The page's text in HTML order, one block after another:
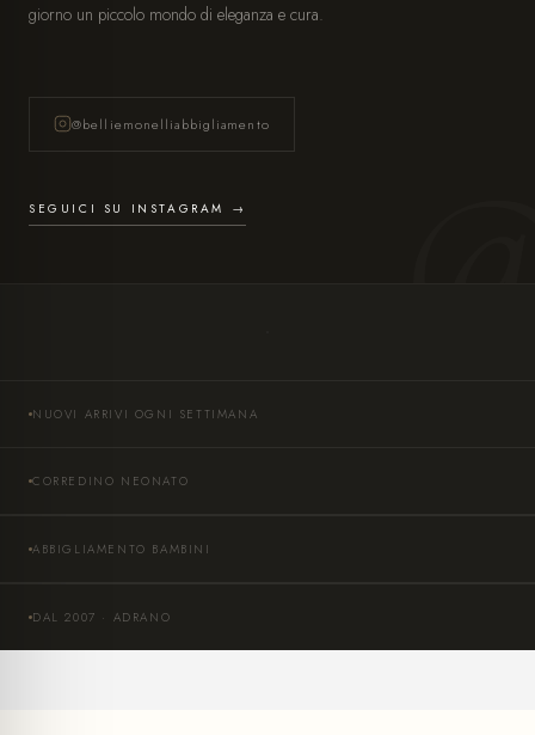
giorno un piccolo mondo di eleganza e cura.
@belliemonelliabbigliamento
SEGUICI SU INSTAGRAM →
NUOVI ARRIVI OGNI SETTIMANA
CORREDINO NEONATO
ABBIGLIAMENTO BAMBINI
DAL 2007 · ADRANO